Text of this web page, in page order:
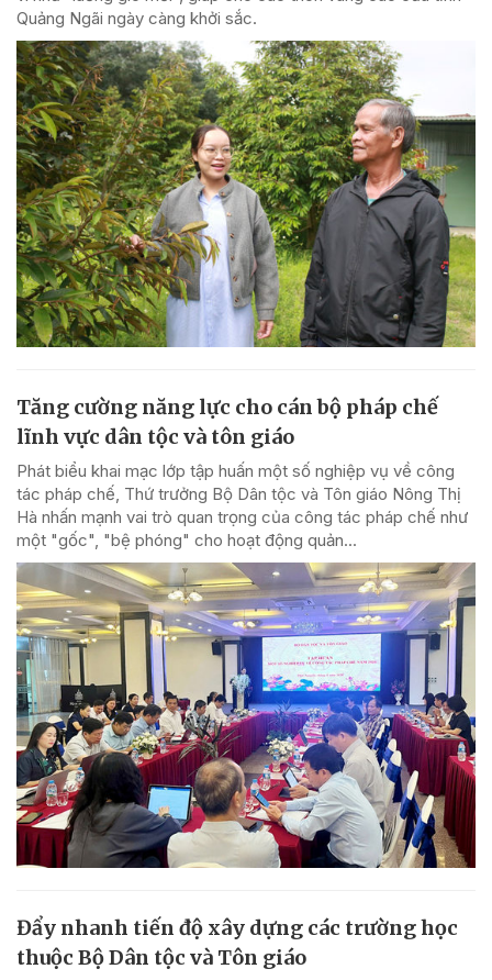
Quảng Ngãi ngày càng khởi sắc.
Tăng cường năng lực cho cán bộ pháp chế
lĩnh vực dân tộc và tôn giáo
Phát biểu khai mạc lớp tập huấn một số nghiệp vụ về công
tác pháp chế, Thứ trưởng Bộ Dân tộc và Tôn giáo Nông Thị
Hà nhấn mạnh vai trò quan trọng của công tác pháp chế như
một "gốc", "bệ phóng" cho hoạt động quản...
Đẩy nhanh tiến độ xây dựng các trường học
thuộc Bộ Dân tộc và Tôn giáo